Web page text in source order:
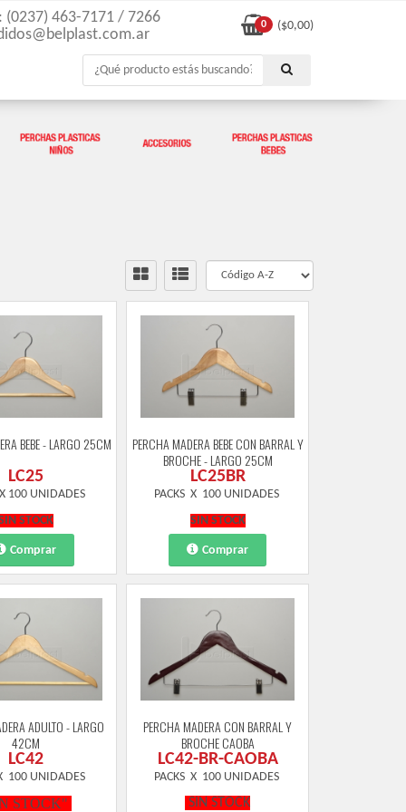
0 ($0,00)
(0237) 463-7171 / 7266
BEBE - LARGO 25CM
LC25
100 UNIDADES
STOCK
Comprar
PERCHA MADERA BEBE CON BARRAL Y
BROCHE - LARGO 25CM
LC25BR
PACKS X 100 UNIDADES
SIN STOCK
Comprar
ADULTO - LARGO
42CM
LC42
100 UNIDADES
STOCK"
PERCHA MADERA CON BARRAL Y
BROCHE CAOBA
LC42-BR-CAOBA
PACKS X 100 UNIDADES
SIN STOCK